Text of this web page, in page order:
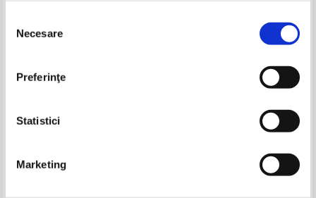
consimțământului
Necesare
Preferinţe
Statistici
Marketing
Julie Garwood - Sfaramatorul de
Colleen McCullough - In
valtoarea destinului